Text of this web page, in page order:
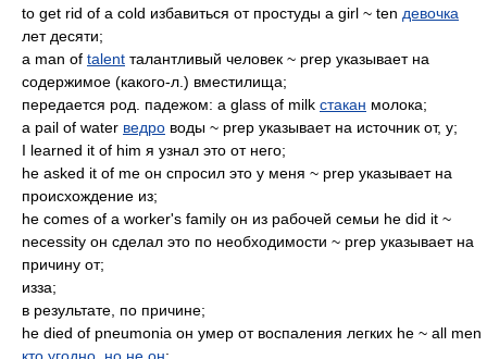
to get rid of a cold избавиться от простуды a girl ~ ten девочка
лет десяти;
a man of talent талантливый человек ~ prep указывает на
содержимое (какого-л.) вместилища;
передается род. падежом: a glass of milk стакан молока;
a pail of water ведро воды ~ prep указывает на источник от, у;
I learned it of him я узнал это от него;
he asked it of me он спросил это у меня ~ prep указывает на
происхождение из;
he comes of a worker's family он из рабочей семьи he did it ~
necessity он сделал это по необходимости ~ prep указывает на
причину от;
изза;
в результате, по причине;
he died of pneumonia он умер от воспаления легких he ~ all men